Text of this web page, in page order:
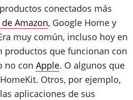
conectados más
Amazon, Google Home y
muy común, incluso hoy en
productos que funcionan con
no con Apple. O algunos que
Otros, por ejemplo,
aplicaciones de sus